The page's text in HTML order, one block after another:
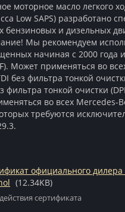
моторное масло легкого
Low SAPS) разработано
бензиновых и дизельных
Мы рекомендуем
начиная с 2000 года
Может применяться во
без фильтра тонкой
фильтра тонкой очистки
во всех Mercedes-
требуются
официального
(12.34KB)
сертификата